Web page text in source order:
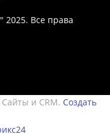
2025. Все права
и CRM. Создать